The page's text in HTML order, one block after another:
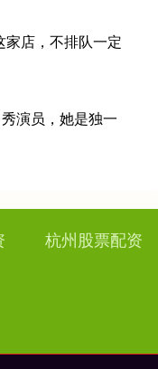
家店，不排队一定
演员，她是独一
杭州股票配资